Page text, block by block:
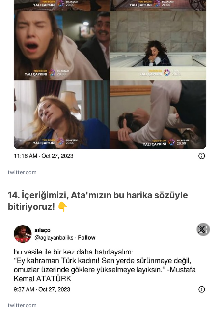
twitter.com
14. İçeriğimizi, Ata'mızın bu harika sözüyle
bitiriyoruz! 👇
twitter.com